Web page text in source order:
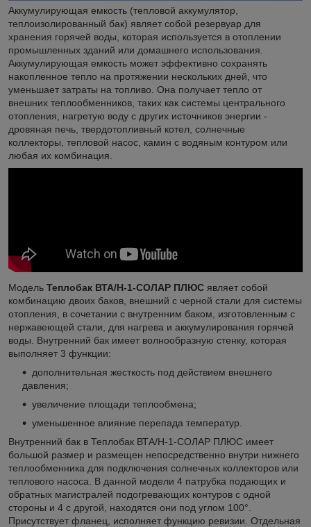
Аккумулирующая емкость (тепловой аккумулятор,
теплоизолированный бак) являет собой резервуар для
хранения горячей воды, которая используется в отоплении
промышленных зданий или домашнего использования.
Аккумулирующая емкость может эффективно сохранять
накопленное тепло на протяжении нескольких дней, что
уменьшает затраты на топливо. Она получает тепло от
внешних теплообменников, таких как системы центрального
отопления, нагретую воду с других источников энергии -
дровяная печь, твердотопливный котел, солнечные
коллекторы, тепловой насос, камин с водяным контуром или
любая их комбинация.
Модель Теплобак ВТА/Н-1-СОЛАР ПЛЮС являет собой
комбинацию двоих баков, внешний с черной стали для системы
отопления, в сочетании с внутренним баком, изготовленным с
нержавеющей стали, для нагрева и аккумулирования горячей
воды. Внутренний бак имеет волнообразную стенку, которая
выполняет 3 функции:
дополнительная жесткость под действием внешнего
давления;
увеличение площади теплообмена;
уменьшенное влияние перепада температур.
Внутренний бак в Теплобак ВТА/Н-1-СОЛАР ПЛЮС имеет
большой размер и размещен непосредственно внутри нижнего
теплообменника для подключения солнечных коллекторов или
теплового насоса. В данной модели 4 патрубка подающих и
обратных магистралей подогревающих контуров с одной
стороны и 4 с другой, находятся они под углом 100°.
Присутствует фланец, исполняет функцию ревизии. Отдельная